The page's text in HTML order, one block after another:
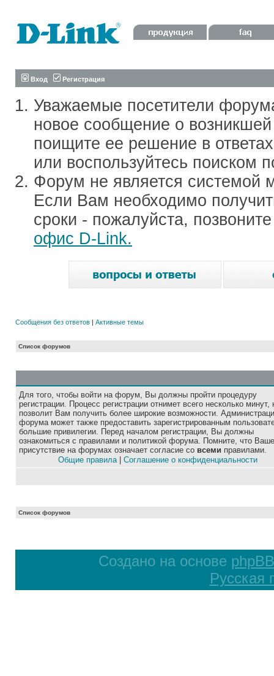
Вход Регистрация
Уважаемые посетители
новое сообщение о
поищите ее решение в
или воспользуйтесь поиском
Форум не является системой
Если Вам необходимо
сроки - пожалуйста,
офис D-Link.
Сообщения без ответов | Активные темы
Список форумов
Для того, чтобы войти на форум, Вы должны пройти процедуру
регистрации. Процесс регистрации отнимет всего несколько минут,
позволит Вам получить более широкие возможности.
форума может также предоставить зарегистрированным
большие привилегии. Перед началом регистрации, Вы должны
ознакомиться с правилами и политикой форума. Помните, что Ваше
присутствие на форумах означает согласие со всеми правилами.
Общие правила| Соглашение о конфиденциальности
Список форумов
Создано на основе phpBB
Русская